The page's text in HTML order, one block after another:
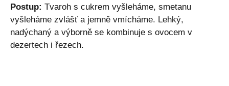
Postup: Tvaroh s cukrem vyšleháme, smetanu
vyšleháme zvlášť a jemně vmícháme. Lehký,
nadýchaný a výborně se kombinuje s ovocem v
dezertech i řezech.